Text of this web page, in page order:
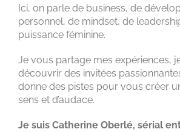
Ici, on parle de business, de
personnel, de mindset, de
puissance féminine.
Je vous partage mes expériences,
découvrir des invitées
donne des pistes pour vous créer
sens et d’audace.
Je suis Catherine Oberlé, sérial